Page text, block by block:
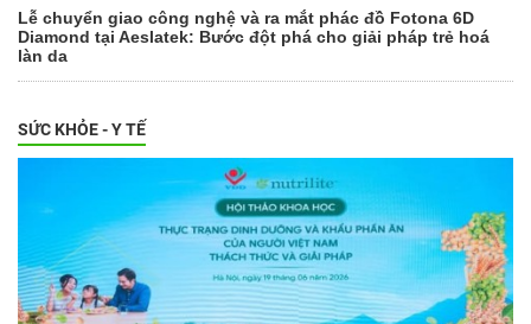
Lễ chuyển giao công nghệ và ra mắt phác đồ Fotona 6D
Diamond tại Aeslatek: Bước đột phá cho giải pháp trẻ hoá
làn da
SỨC KHỎE - Y TẾ